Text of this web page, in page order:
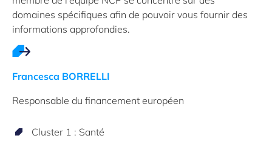
domaines spécifiques afin de pouvoir vous fournir des
informations approfondies.
Francesca BORRELLI
Responsable du financement européen
Cluster 1 : Santé